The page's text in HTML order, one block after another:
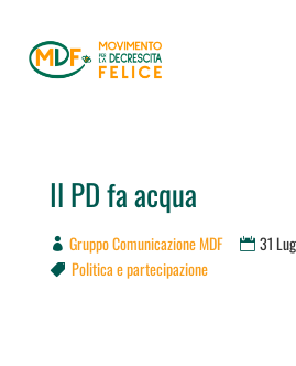
Il PD fa acqua
Gruppo Comunicazione MDF 31
 Politica e partecipazione